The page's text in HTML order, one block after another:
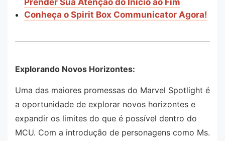
Prender Sua Atenção do Início ao Fim
Conheça o Spirit Box Communicator Agora!
Explorando Novos Horizontes:
Uma das maiores promessas do Marvel Spotlight é
a oportunidade de explorar novos horizontes e
expandir os limites do que é possível dentro do
MCU. Com a introdução de personagens como Ms.